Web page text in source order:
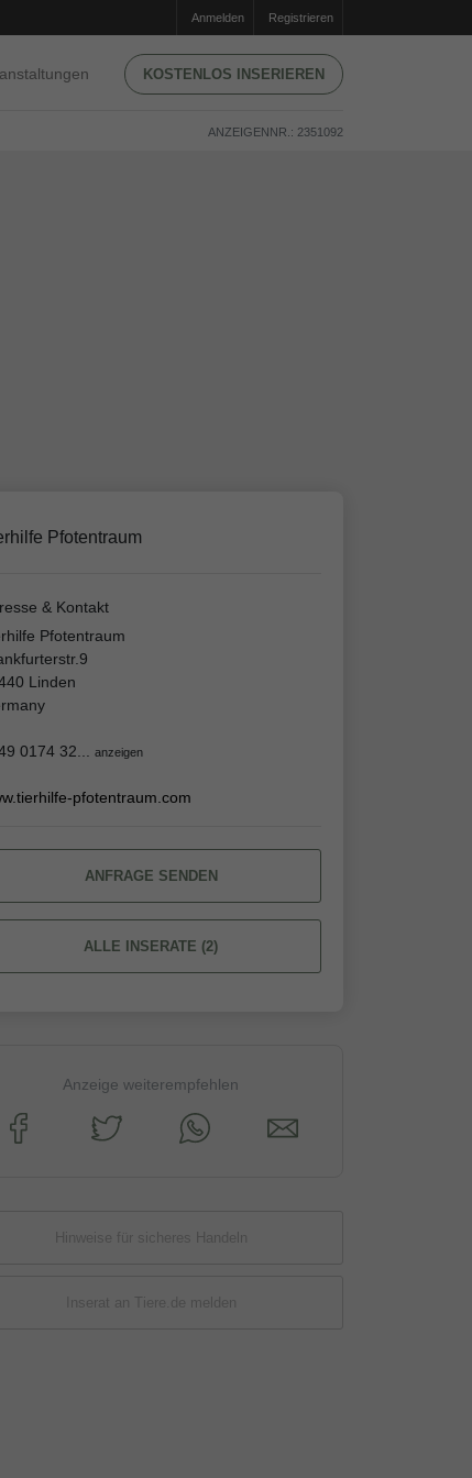
Anmelden Registrieren
KOSTENLOS INSERIEREN
ANZEIGENNR.: 2351092
Pfotentraum
& Kontakt
Pfotentraum
Linden
0174 32... anzeigen
pfotentraum.com
ANFRAGE SENDEN
ALLE INSERATE (2)
Anzeige weiterempfehlen
Hinweise für sicheres Handeln
Inserat an Tiere.de melden